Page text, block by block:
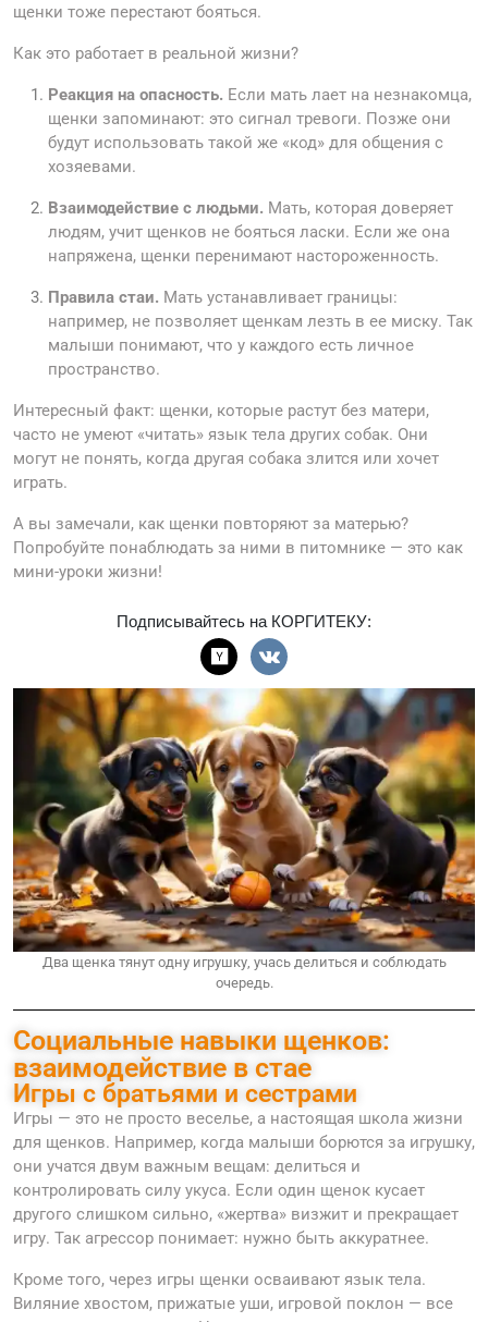
щенки тоже перестают бояться.
Как это работает в реальной жизни?
Реакция на опасность. Если мать лает на незнакомца,
щенки запоминают: это сигнал тревоги. Позже они
будут использовать такой же «код» для общения с
хозяевами.
Взаимодействие с людьми. Мать, которая доверяет
людям, учит щенков не бояться ласки. Если же она
напряжена, щенки перенимают настороженность.
Правила стаи. Мать устанавливает границы:
например, не позволяет щенкам лезть в ее миску. Так
малыши понимают, что у каждого есть личное
пространство.
Интересный факт: щенки, которые растут без матери,
часто не умеют «читать» язык тела других собак. Они
могут не понять, когда другая собака злится или хочет
играть.
А вы замечали, как щенки повторяют за матерью?
Попробуйте понаблюдать за ними в питомнике — это как
мини-уроки жизни!
Подписывайтесь на КОРГИТЕКУ:
Два щенка тянут одну игрушку, учась делиться и соблюдать
очередь.
Социальные навыки щенков:
взаимодействие в стае
Игры с братьями и сестрами
Игры — это не просто веселье, а настоящая школа жизни
для щенков. Например, когда малыши борются за игрушку,
они учатся двум важным вещам: делиться и
контролировать силу укуса. Если один щенок кусает
другого слишком сильно, «жертва» визжит и прекращает
игру. Так агрессор понимает: нужно быть аккуратнее.
Кроме того, через игры щенки осваивают язык тела.
Виляние хвостом, прижатые уши, игровой поклон — все